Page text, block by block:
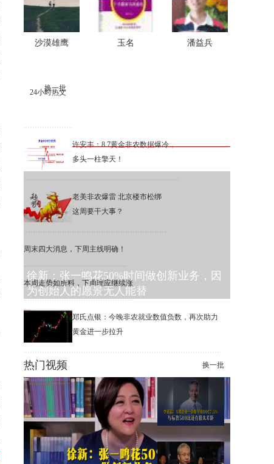
沙漠雄鹰 玉名 潘益兵
24小时热文
换一批
许安丰：8.7黄金非农数据爆冷，
多头一柱擎天！
老美非农爆雷 北京楼市松绑
这周要干大事？
周末四大消息，下周主线明确！
本周走势如所料，下周理应继续涨
郑氏点银：今晚非农就业数值负数，再次助力
黄金进一步拉升
热门视频 换一批
徐新：张一鸣花50%时间做创新业务，因
为创始人的愿景无人能替
李迅雷：6.3%的公司，撑起了
美股1万家公司的市值增长
李迅雷：A股一季度平均ROE
为7.5%，远低于标普500